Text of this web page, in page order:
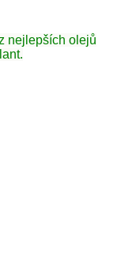
nejlepších olejů